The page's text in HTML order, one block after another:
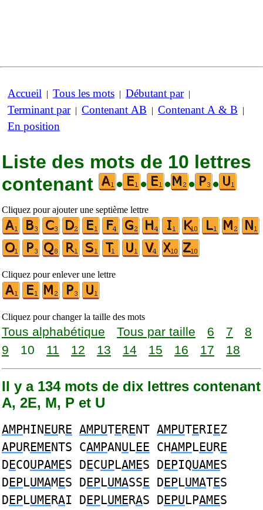
Accueil | Tous les mots | Débutant par|
Terminant par| Contenant AB | Contenant A & B |
En position
Liste des mots de 10 lettres
contenant
• • • • •
Cliquez pour ajouter une septième lettre
Cliquez pour enlever une lettre
Cliquez pour changer la taille des mots
Tous alphabétique Tous par taille 6 7
8
9
10 11 12 13 14 15 16 17 18
Il y a 134 mots de dix lettres contenant
A, 2E, M, P et U
AMPHINEURE AMPUTERENT AMPUTERIEZ
APUREMENTS CAMPANULEE CHAMPLEURE
DECOUPAMES DECUPLAMES DEPIQUAMES
DEPLUMAMES DEPLUMASSE DEPLUMATES
DEPLUMERAI DEPLUMERAS DEPULPAMES